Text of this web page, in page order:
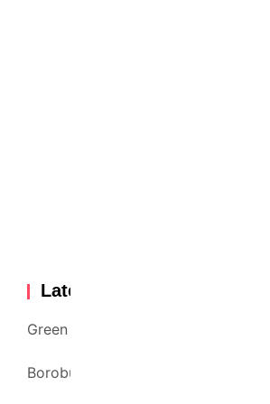
Latest Sponsorship
Green One Tas Spunbond Custom
Borobudur Sunrise